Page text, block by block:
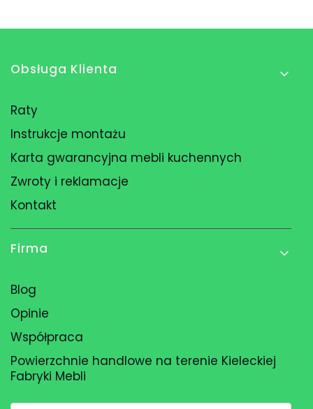
Linki w stopce
Obsługa Klienta
Raty
Instrukcje montażu
Karta gwarancyjna mebli kuchennych
Zwroty i reklamacje
Kontakt
Firma
Blog
Opinie
Współpraca
Powierzchnie handlowe na terenie Kieleckiej
Fabryki Mebli